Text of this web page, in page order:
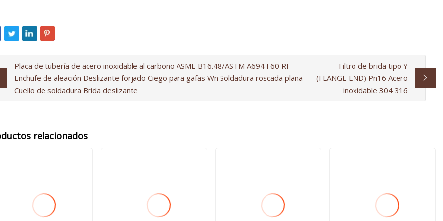
Placa de tubería de acero inoxidable al carbono ASME B16.48/ASTM A694 F60 RF
Enchufe de aleación Deslizante forjado Ciego para gafas Wn Soldadura roscada plana
Cuello de soldadura Brida deslizante
Filtro de brida tipo Y
(FLANGE END) Pn16 Acero
inoxidable 304 316
relacionados